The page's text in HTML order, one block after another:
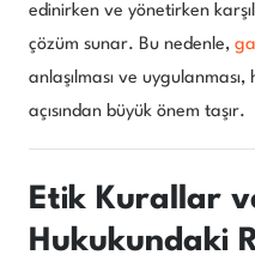
edinirken ve yönetirken
çözüm sunar. Bu nedenle,
anlaşılması ve
açısından büyük önem taşır.
Etik Kurallar
Hukukundaki